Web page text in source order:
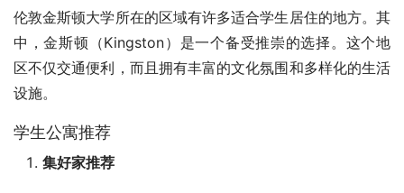
伦敦金斯顿大学所在的区域有许多适合学生居住的地方。其
中，金斯顿（Kingston）是一个备受推崇的选择。这个地
区不仅交通便利，而且拥有丰富的文化氛围和多样化的生活
设施。
学生公寓推荐
集好家推荐